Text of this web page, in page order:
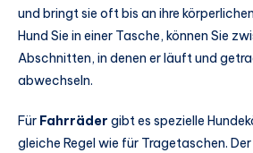
und bringt sie oft bis an ihre
Hund Sie in einer Tasche, können Sie
Abschnitten, in denen er läuft und
abwechseln.
Für Fahrräder gibt es spezielle
gleiche Regel wie für Tragetaschen.